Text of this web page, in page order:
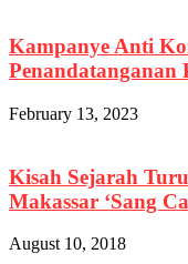
Kampanye Anti
Penandatanganan
February 13, 2023
Kisah Sejarah
Makassar ‘Sang
August 10, 2018